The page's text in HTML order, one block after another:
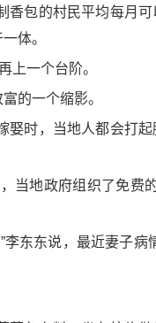
包的村民平均每月
体。
上一个台阶。
的一个缩影。
时，当地人都会打
地政府组织了免费
东东说，最近妻子